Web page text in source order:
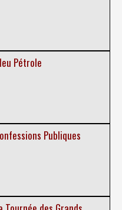
Pétrole
Publiques